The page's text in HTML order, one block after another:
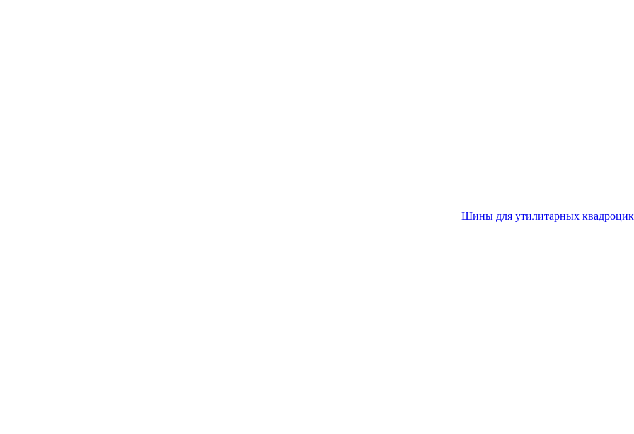
Шины для утилитарных